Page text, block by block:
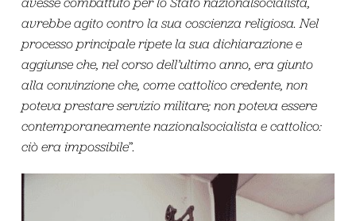
avrebbe agito contro la sua coscienza religiosa. Nel
processo principale ripete la sua dichiarazione e
aggiunse che, nel corso dell’ultimo anno, era giunto
alla convinzione che, come cattolico credente, non
poteva prestare servizio militare; non poteva essere
contemporaneamente nazionalsocialista e cattolico:
ciò era impossibile”.